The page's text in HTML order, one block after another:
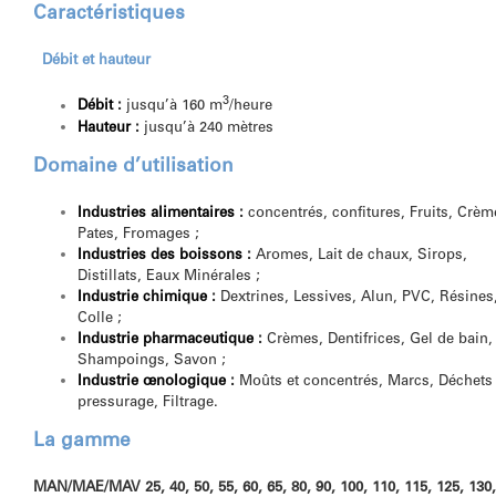
Caractéristiques
Débit et hauteur
Débit: jusqu’à 160 m3/heure
Hauteur: jusqu’à 240 mètres
Domaine d’utilisation
Industries alimentaires : concentrés, confitures, Fruits,
Pates, Fromages ;
Industries des boissons : Aromes, Lait de chaux, Sirops,
Distillats, Eaux Minérales ;
Industrie chimique : Dextrines, Lessives, Alun, PVC,
Colle ;
Industrie pharmaceutique : Crèmes, Dentifrices, Gel de bain,
Shampoings, Savon ;
Industrie œnologique : Moûts et concentrés, Marcs, Déchets
pressurage, Filtrage.
La gamme
MAN/MAE/MAV 25, 40, 50, 55, 60, 65, 80, 90, 100, 110, 115, 125,